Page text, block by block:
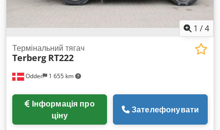
1 /4
Odder 1 655 km
Термінальний тягач
Terberg RT222
ціну
Зателефонувати